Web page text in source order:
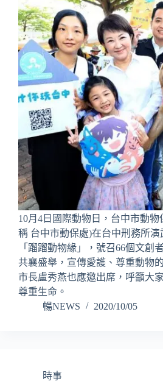
10月4日國際動物日，台中市動物
稱 台中市動保處)在台中刑務所
「蹓蹓動物緣」，號召66個文創
共襄盛舉，宣傳愛護、尊重動物
市長盧秀燕也應邀出席，呼籲大
尊重生命。
暢NEWS
2020/10/05
時事